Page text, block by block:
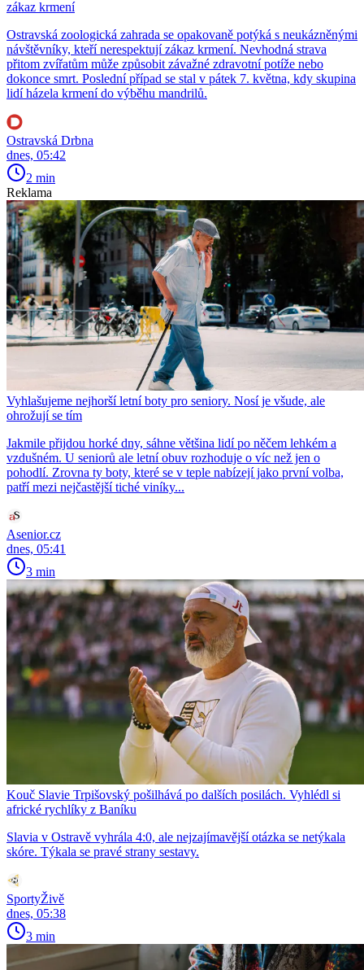
zákaz krmení
Ostravská zoologická zahrada se opakovaně potýká s neukázněnými
návštěvníky, kteří nerespektují zákaz krmení. Nevhodná strava
přitom zvířatům může způsobit závažné zdravotní potíže nebo
dokonce smrt. Poslední případ se stal v pátek 7. května, kdy skupina
lidí házela krmení do výběhu mandrilů.
Ostravská Drbna
dnes, 05:42
2 min
Reklama
Vyhlašujeme nejhorší letní boty pro seniory. Nosí je všude, ale
ohrožují se tím
Jakmile přijdou horké dny, sáhne většina lidí po něčem lehkém a
vzdušném. U seniorů ale letní obuv rozhoduje o víc než jen o
pohodlí. Zrovna ty boty, které se v teple nabízejí jako první volba,
patří mezi nejčastější tiché viníky...
Asenior.cz
dnes, 05:41
3 min
Kouč Slavie Trpišovský pošilhává po dalších posilách. Vyhlédl si
africké rychlíky z Baníku
Slavia v Ostravě vyhrála 4:0, ale nejzajímavější otázka se netýkala
skóre. Týkala se pravé strany sestavy.
SportyŽivě
dnes, 05:38
3 min